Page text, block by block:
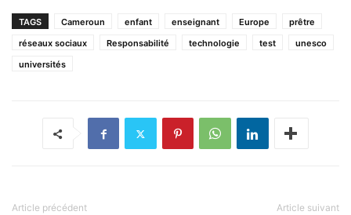
TAGS Cameroun enfant enseignant Europe
prêtre
réseaux sociaux
Responsabilité technologie test
unesco
universités
Article précédent Article suivant